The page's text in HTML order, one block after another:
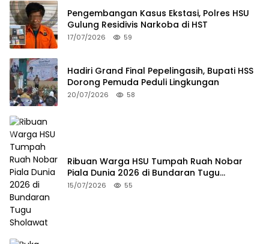
Pengembangan Kasus Ekstasi, Polres HSU
Gulung Residivis Narkoba di HST
17/07/2026 59
Hadiri Grand Final Pepelingasih, Bupati HSS
Dorong Pemuda Peduli Lingkungan
20/07/2026 58
Ribuan Warga HSU Tumpah Ruah Nobar
Piala Dunia 2026 di Bundaran Tugu
Sholawat
15/07/2026 55